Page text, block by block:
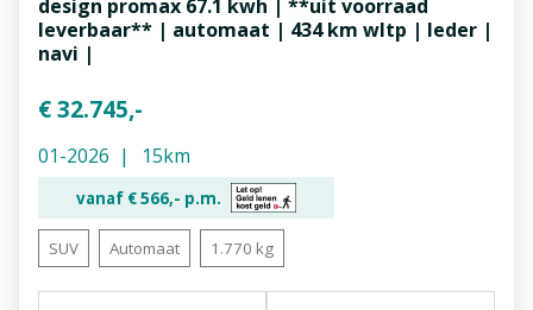
design promax 67.1 kwh | **uit voorraad
leverbaar** | automaat | 434 km wltp | leder |
navi |
€ 32.745,-
01-2026 15km
vanaf €566,- p.m.
SUV Automaat 1.770 kg